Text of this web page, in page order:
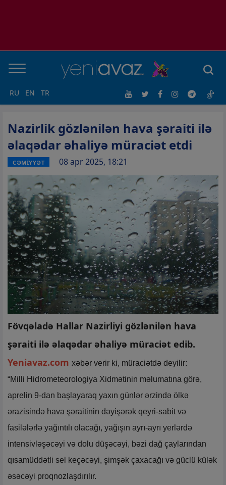
RU EN TR
Nazirlik gözlənilən hava şəraiti ilə
əlaqədar əhaliyə müraciət etdi
CƏMİYYƏT 08 apr 2025, 18:21
Fövqəladə Hallar Nazirliyi gözlənilən hava
şəraiti ilə əlaqədar əhaliyə müraciət edib.
Yeniavaz.com xəbər verir ki, müraciətdə deyilir:
“Milli Hidrometeorologiya Xidmətinin məlumatına görə,
aprelin 9-dan başlayaraq yaxın günlər ərzində ölkə
ərazisində hava şəraitinin dəyişərək qeyri-sabit və
fasilələrlə yağıntılı olacağı, yağışın ayrı-ayrı yerlərdə
intensivləşəcəyi və dolu düşəcəyi, bəzi dağ çaylarından
qısamüddətli sel keçəcəyi, şimşək çaxacağı və güclü külək
əsəcəyi proqnozlaşdırılır.